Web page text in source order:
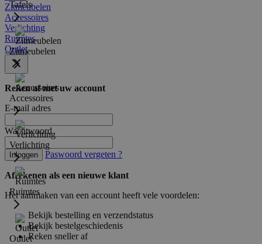
Tafels
Zitmeubelen
Accessoires
Verlichting
Ruimtes
Outlet
Zitmeubelen
Accessoires
Verlichting
Ruimtes
Outlet
Reken af met uw account
E-mail adres
Wachtwoord
Inloggen Paswoord vergeten ?
Afrekenen als een nieuwe klant
Het aanmaken van een account heeft vele voordelen:
Bekijk bestelling en verzendstatus
Bekijk bestelgeschiedenis
Reken sneller af